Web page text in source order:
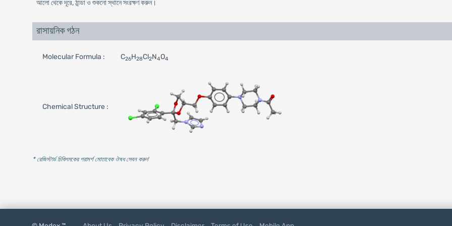
আলো থেকে দূরে, ঠান্ডা ও শুকনো স্থানে সংরক্ষণ করুন।
রাসায়নিক গঠন
Molecular Formula : C26H28Cl2N4O4
Chemical Structure :
* রেজিস্টার্ড চিকিৎসকের পরামর্শ মোতাবেক ঔষধ সেবন করুন'